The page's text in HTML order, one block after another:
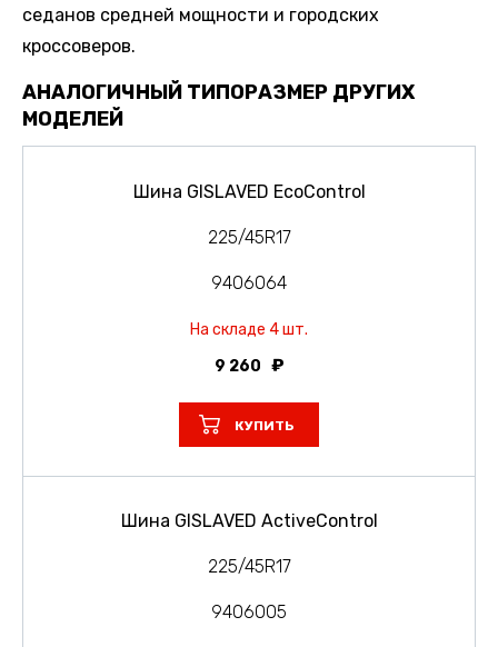
седанов средней мощности и городских
кроссоверов.
АНАЛОГИЧНЫЙ ТИПОРАЗМЕР ДРУГИХ
МОДЕЛЕЙ
Шина GISLAVED EcoControl
225/45R17
9406064
На складе 4 шт.
9 260
КУПИТЬ
Шина GISLAVED ActiveControl
225/45R17
9406005